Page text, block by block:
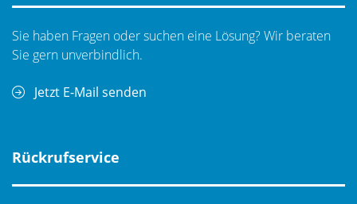
Sie haben Fragen oder suchen eine Lösung? Wir beraten
Sie gern unverbindlich.
Jetzt E-Mail senden
Rückrufservice